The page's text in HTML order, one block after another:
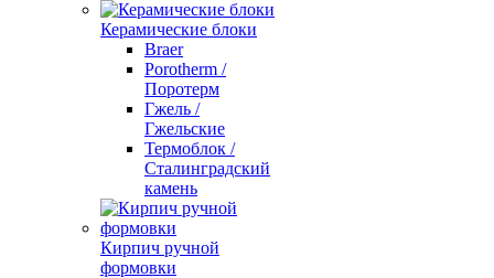
Керамические блоки
Braer
Porotherm /
Поротерм
Гжель /
Гжельские
Термоблок /
Сталинградский
камень
Кирпич ручной
формовки